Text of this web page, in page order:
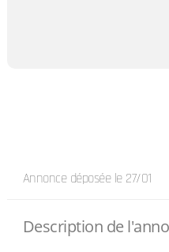
Annonce déposée le 27/01
Description de